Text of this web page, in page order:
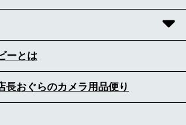
ーとは
長おぐらのカメラ用品便り